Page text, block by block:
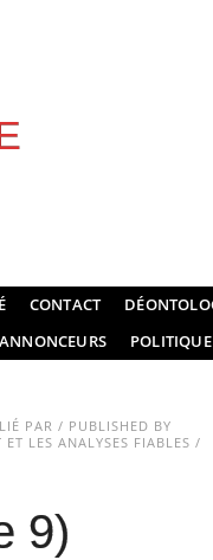
CONTACT
PAR / PUBLISHED BY
LES ANALYSES FIABLES /
9)